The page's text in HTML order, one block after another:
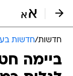
חדשות/חדשות
ביימה